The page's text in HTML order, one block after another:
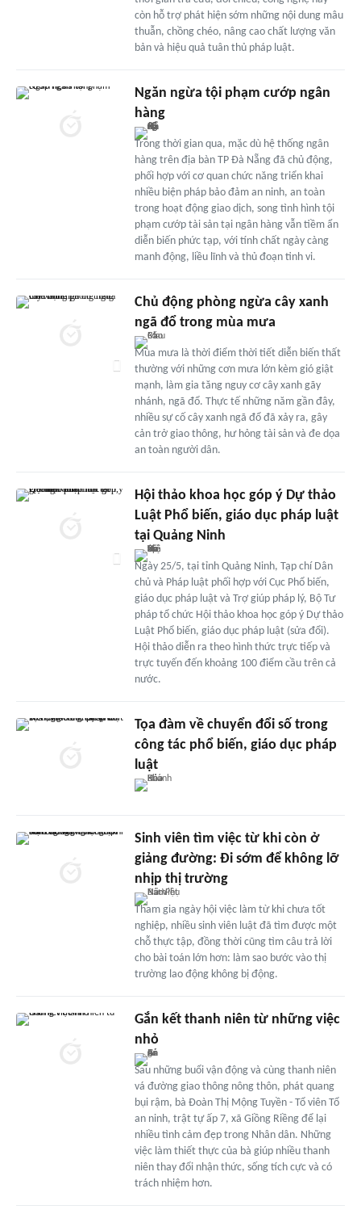
còn hỗ trợ phát hiện sớm những nội dung mâu
thuẫn, chồng chéo, nâng cao chất lượng văn
bản và hiệu quả tuân thủ pháp luật.
Ngăn ngừa tội phạm cướp ngân
hàng
Trong thời gian qua, mặc dù hệ thống ngân
hàng trên địa bàn TP Đà Nẵng đã chủ động,
phối hợp với cơ quan chức năng triển khai
nhiều biện pháp bảo đảm an ninh, an toàn
trong hoạt động giao dịch, song tình hình tội
phạm cướp tài sản tại ngân hàng vẫn tiềm ẩn
diễn biến phức tạp, với tính chất ngày càng
manh động, liều lĩnh và thủ đoạn tinh vi.
Chủ động phòng ngừa cây xanh
ngã đổ trong mùa mưa
Mùa mưa là thời điểm thời tiết diễn biến thất
thường với những cơn mưa lớn kèm gió giật
mạnh, làm gia tăng nguy cơ cây xanh gãy
nhánh, ngã đổ. Thực tế những năm gần đây,
nhiều sự cố cây xanh ngã đổ đã xảy ra, gây
cản trở giao thông, hư hỏng tài sản và đe dọa
an toàn người dân.
Hội thảo khoa học góp ý Dự thảo
Luật Phổ biến, giáo dục pháp luật
tại Quảng Ninh
Ngày 25/5, tại tỉnh Quảng Ninh, Tạp chí Dân
chủ và Pháp luật phối hợp với Cục Phổ biến,
giáo dục pháp luật và Trợ giúp pháp lý, Bộ Tư
pháp tổ chức Hội thảo khoa học góp ý Dự thảo
Luật Phổ biến, giáo dục pháp luật (sửa đổi).
Hội thảo diễn ra theo hình thức trực tiếp và
trực tuyến đến khoảng 100 điểm cầu trên cả
nước.
Tọa đàm về chuyển đổi số trong
công tác phổ biến, giáo dục pháp
luật
Sinh viên tìm việc từ khi còn ở
giảng đường: Đi sớm để không lỡ
nhịp thị trường
Tham gia ngày hội việc làm từ khi chưa tốt
nghiệp, nhiều sinh viên luật đã tìm được một
chỗ thực tập, đồng thời cũng tìm câu trả lời
cho bài toán lớn hơn: làm sao bước vào thị
trường lao động không bị động.
Gắn kết thanh niên từ những việc
nhỏ
Sau những buổi vận động và cùng thanh niên
vá đường giao thông nông thôn, phát quang
bụi rậm, bà Đoàn Thị Mộng Tuyền - Tổ viên Tổ
an ninh, trật tự ấp 7, xã Giồng Riềng để lại
nhiều tình cảm đẹp trong Nhân dân. Những
việc làm thiết thực của bà giúp nhiều thanh
niên thay đổi nhận thức, sống tích cực và có
trách nhiệm hơn.